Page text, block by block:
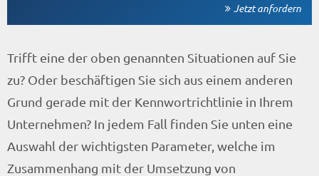
Jetzt anfordern
Trifft eine der oben genannten Situationen auf Sie
zu? Oder beschäftigen Sie sich aus einem anderen
Grund gerade mit der Kennwortrichtlinie in Ihrem
Unternehmen? In jedem Fall finden Sie unten eine
Auswahl der wichtigsten Parameter, welche im
Zusammenhang mit der Umsetzung von